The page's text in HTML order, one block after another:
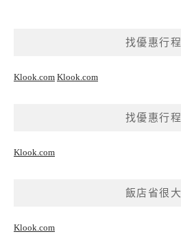
找優惠行程
Klook.com Klook.com
找優惠行程
Klook.com
飯店省很大
Klook.com